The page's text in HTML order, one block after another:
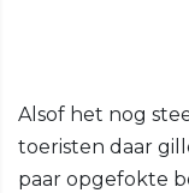
Alsof het nog
toeristen daar
paar opgefokte